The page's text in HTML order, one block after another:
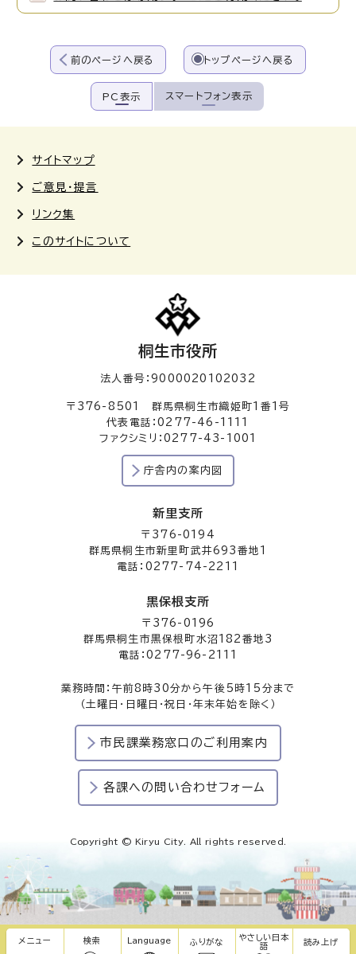
前のページへ戻る トップページへ戻る
PC表示 スマートフォン表示
メニュー 検索 Language ふりがな
やさしい日本
語
読み上げ
サイトマップ
ご意見・提言
リンク集
このサイトについて
桐生市役所
法人番号：9000020102032
〒376-8501 群馬県桐生市織姫町1番1号
代表電話：0277-46-1111
ファクシミリ：0277-43-1001
庁舎内の案内図
新里支所
〒376-0194
群馬県桐生市新里町武井693番地1
電話：0277-74-2211
黒保根支所
〒376-0196
群馬県桐生市黒保根町水沼182番地3
電話：0277-96-2111
業務時間：午前8時30分から午後5時15分まで
（土曜日・日曜日・祝日・年末年始を除く）
市民課業務窓口のご利用案内
各課への問い合わせフォーム
Copyright © Kiryu City. All rights reserved.